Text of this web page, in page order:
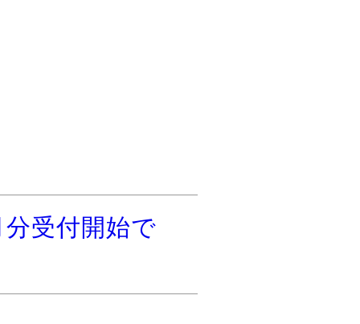
受付開始で